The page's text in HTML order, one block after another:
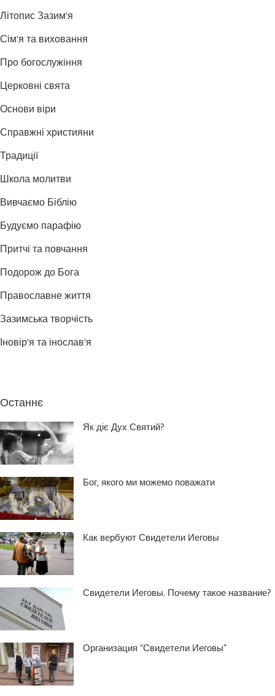
Літопис Зазим'я
Сім'я та виховання
Про богослужіння
Церковні свята
Основи віри
Справжні християни
Традиції
Школа молитви
Вивчаємо Біблію
Будуємо парафію
Притчі та повчання
Подорож до Бога
Православне життя
Зазимська творчість
Іновір'я та інослав'я
Останнє
Як діє Дух Святий?
Бог, якого ми можемо поважати
Как вербуют Свидетели Иеговы
Свидетели Иеговы. Почему такое название?
Организация “Свидетели Иеговы”